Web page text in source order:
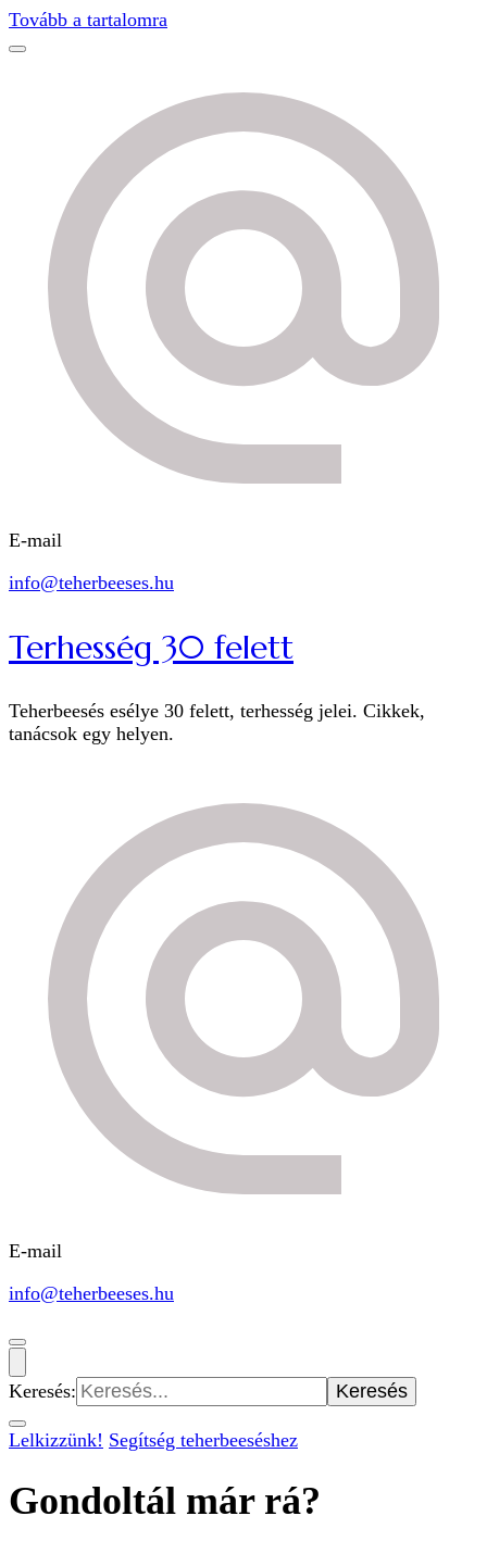
Tovább a tartalomra
E-mail
info@teherbeeses.hu
Terhesség 30 felett
Teherbeesés esélye 30 felett, terhesség jelei. Cikkek,
tanácsok egy helyen.
E-mail
info@teherbeeses.hu
Keresés:
Lelkizzünk! Segítség teherbeeséshez
Gondoltál már rá?